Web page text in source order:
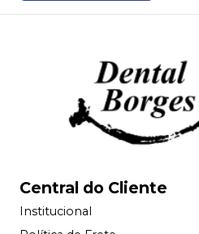
Central do Cliente
Institucional